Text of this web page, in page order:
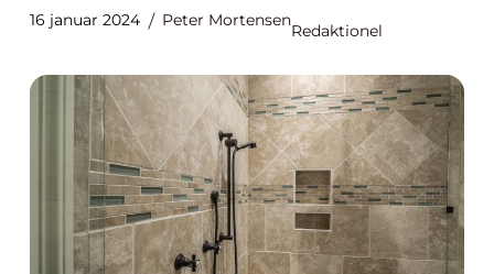
16 januar 2024 Peter Mortensen
Redaktionel